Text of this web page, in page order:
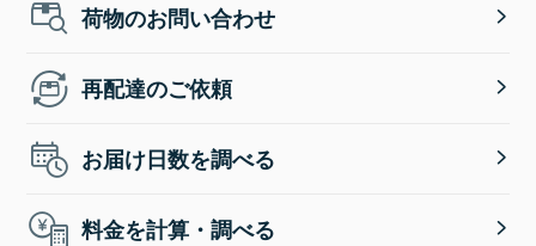
荷物のお問い合わせ
再配達のご依頼
お届け日数を調べる
料金を計算・調べる